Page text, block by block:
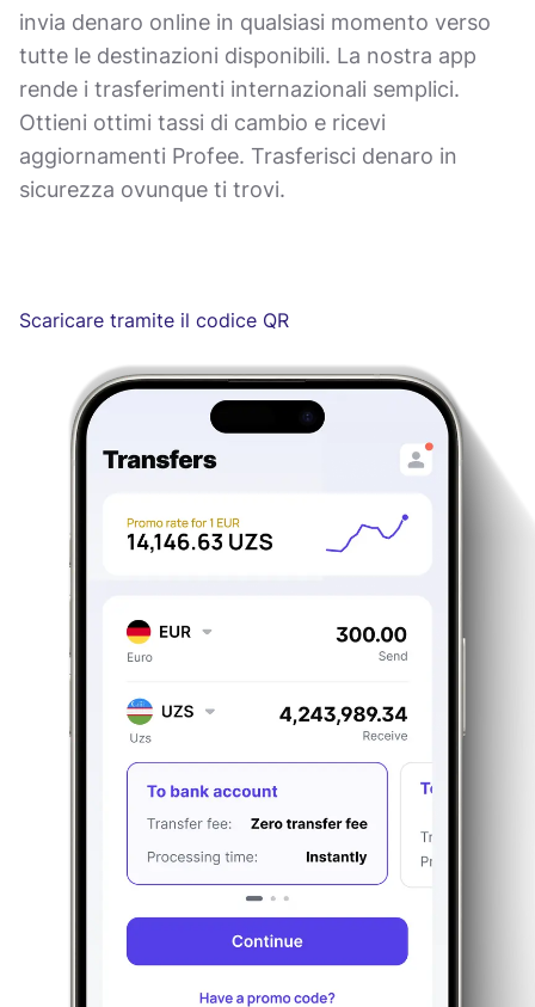
invia denaro online in qualsiasi momento verso
tutte le destinazioni disponibili. La nostra app
rende i trasferimenti internazionali semplici.
Ottieni ottimi tassi di cambio e ricevi
aggiornamenti Profee. Trasferisci denaro in
sicurezza ovunque ti trovi.
Scaricare tramite il codice QR